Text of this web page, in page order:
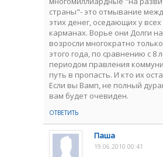
страны"- это отмывание
этих денег, оседающих у всех
карманах. Ворье они Долги
возросли многократно
этого года, по сравнению с 8
периодом правления
путь в пропасть. И кто их
Если вы Вамп, не полный
вам будет очевиден.
ОТВЕТИТЬ
Паша
19.06.2010 00:41